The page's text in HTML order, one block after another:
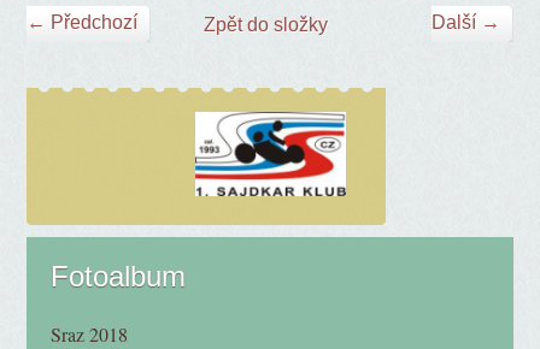
← Předchozí Další →
Zpět do složky
Fotoalbum
Sraz 2018